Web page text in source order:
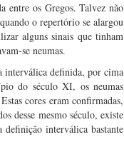
entre os Gregos. Talvez não
o repertório se alargou
alguns sinais que tinham
se neumas.
interválica definida, por cima
do século XI, os neumas
cores eram confirmadas,
desse mesmo século, existe
interválica bastante